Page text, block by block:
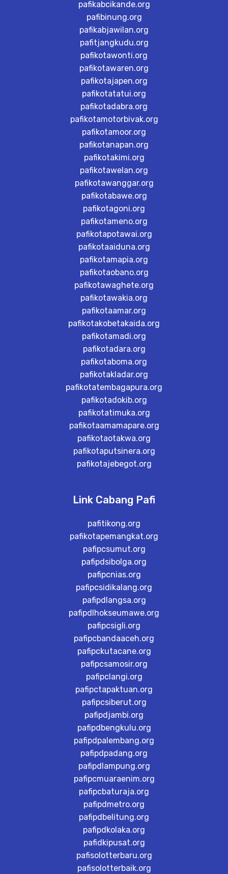
pafikabcikande.org
pafibinung.org
pafikabjawilan.org
pafitjangkudu.org
pafikotawonti.org
pafikotawaren.org
pafikotajapen.org
pafikotatatui.org
pafikotadabra.org
pafikotamotorbivak.org
pafikotamoor.org
pafikotanapan.org
pafikotakimi.org
pafikotawelan.org
pafikotawanggar.org
pafikotabawe.org
pafikotagoni.org
pafikotameno.org
pafikotapotawai.org
pafikotaaiduna.org
pafikotamapia.org
pafikotaobano.org
pafikotawaghete.org
pafikotawakia.org
pafikotaamar.org
pafikotakobetakaida.org
pafikotamadi.org
pafikotadara.org
pafikotaboma.org
pafikotakladar.org
pafikotatembagapura.org
pafikotadokib.org
pafikotatimuka.org
pafikotaamamapare.org
pafikotaotakwa.org
pafikotaputsinera.org
pafikotajebegot.org
Link Cabang Pafi
pafitikong.org
pafikotapemangkat.org
pafipcsumut.org
pafipdsibolga.org
pafipcnias.org
pafipcsidikalang.org
pafipdlangsa.org
pafipdlhokseumawe.org
pafipcsigli.org
pafipcbandaaceh.org
pafipckutacane.org
pafipcsamosir.org
pafipclangi.org
pafipctapaktuan.org
pafipcsiberut.org
pafipdjambi.org
pafipdbengkulu.org
pafipdpalembang.org
pafipdpadang.org
pafipdlampung.org
pafipcmuaraenim.org
pafipcbaturaja.org
pafipdmetro.org
pafipdbelitung.org
pafipdkolaka.org
pafidkipusat.org
pafisolotterbaru.org
pafisolotterbaik.org